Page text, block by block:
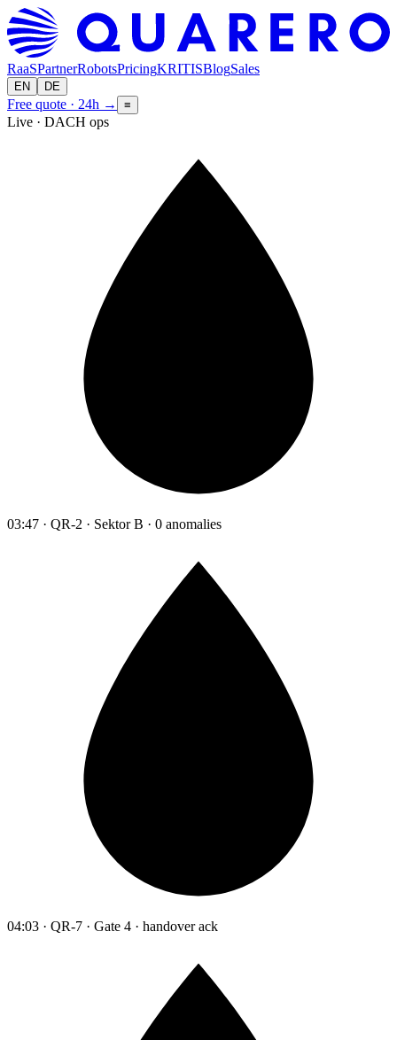
RaaSPartnerRobotsPricingKRITISBlogSales
EN DE
Free quote · 24h → ≡
Live · DACH ops
03:47 · QR-2 · Sektor B · 0 anomalies
04:03 · QR-7 · Gate 4 · handover ack